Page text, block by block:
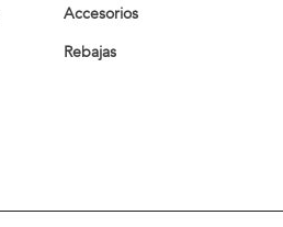
Accesorios
Rebajas